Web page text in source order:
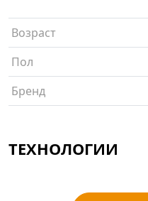
Возраст
Пол
Бренд
ТЕХНОЛОГИИ